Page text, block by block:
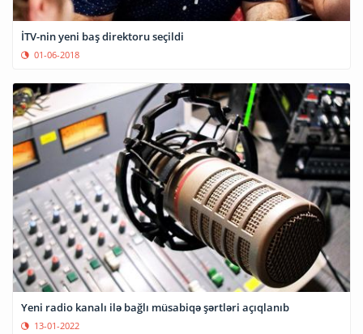
İTV-nin yeni baş direktoru seçildi
01-06-2018
Yeni radio kanalı ilə bağlı müsabiqə şərtləri açıqlanıb
13-01-2022